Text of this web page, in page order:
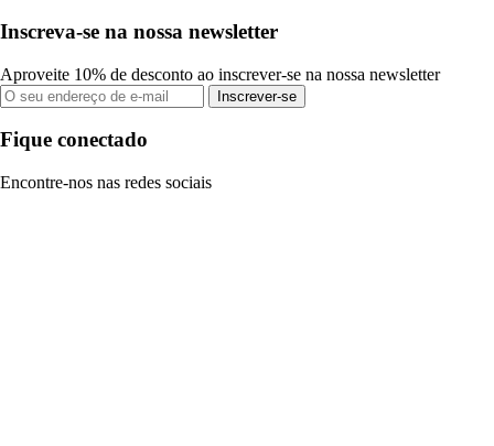
Inscreva-se na nossa newsletter
Aproveite 10% de desconto ao inscrever-se na nossa newsletter
Inscrever-se
Fique conectado
Encontre-nos nas redes sociais